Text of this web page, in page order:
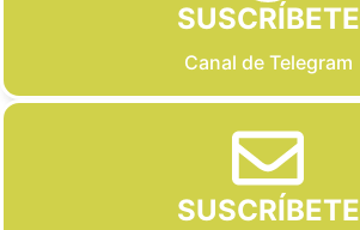
SUSCRÍBETE
Canal de Telegram
SUSCRÍBETE